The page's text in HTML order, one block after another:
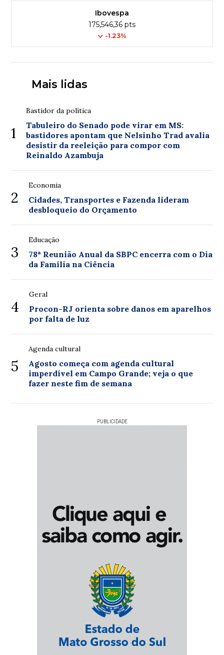
Ibovespa
175,546,36 pts
-1.23%
Mais lidas
1
Bastidor da política
Tabuleiro do Senado pode virar em MS:
bastidores apontam que Nelsinho Trad avalia
desistir da reeleição para compor com
Reinaldo Azambuja
2
Economia
Cidades, Transportes e Fazenda lideram
desbloqueio do Orçamento
3
Educação
78ª Reunião Anual da SBPC encerra com o Dia
da Família na Ciência
4
Geral
Procon-RJ orienta sobre danos em aparelhos
por falta de luz
5
Agenda cultural
Agosto começa com agenda cultural
imperdível em Campo Grande; veja o que
fazer neste fim de semana
PUBLICIDADE